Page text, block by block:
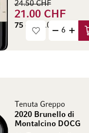
21.00 CHF
24.50 CHF
75 cl (28.00 CHF / l)
Tenuta Greppo
2020 Brunello di
Montalcino DOCG